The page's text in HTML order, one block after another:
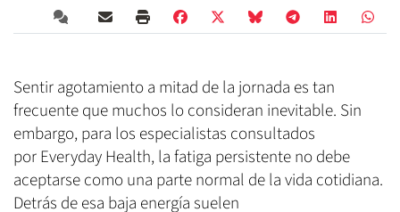
Sentir agotamiento a mitad de la jornada es tan
frecuente que muchos lo consideran inevitable. Sin
embargo, para los especialistas consultados
por Everyday Health, la fatiga persistente no debe
aceptarse como una parte normal de la vida cotidiana.
Detrás de esa baja energía suelen